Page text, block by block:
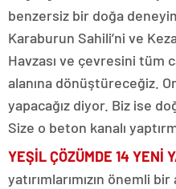
benzersiz bir doğa
Karaburun Sahili’ni ve
Havzası ve çevresini tüm
alanına dönüştüreceğiz.
yapacağız diyor. Biz ise
Size o beton kanalı
YEŞİL ÇÖZÜMDE 14 YENİ
yatırımlarımızın önemli bir